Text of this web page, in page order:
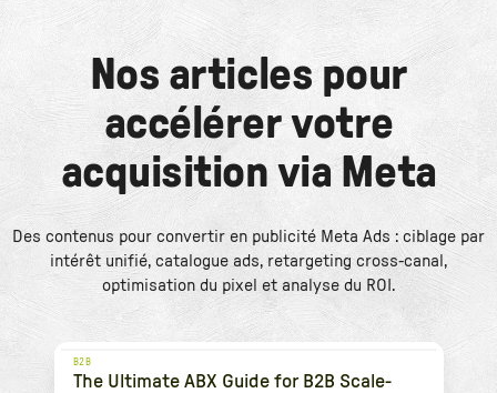
Nos articles pour
accélérer votre
acquisition via Meta
Des contenus pour convertir en publicité Meta Ads : ciblage par
intérêt unifié, catalogue ads, retargeting cross-canal,
optimisation du pixel et analyse du ROI.
B2B
The Ultimate ABX Guide for B2B Scale-